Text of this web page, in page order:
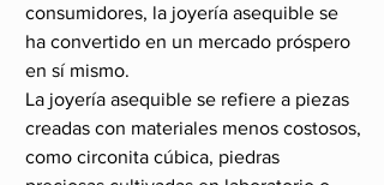
consumidores, la joyería asequible se
ha convertido en un mercado próspero
en sí mismo.
La joyería asequible se refiere a piezas
creadas con materiales menos costosos,
como circonita cúbica, piedras